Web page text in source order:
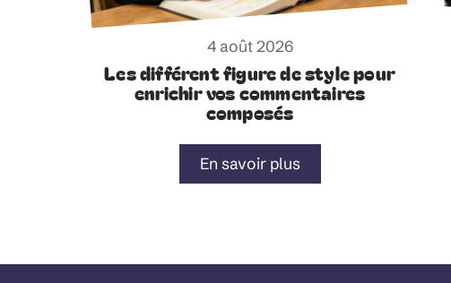
4 août 2026
Les différent figure de style pour
enrichir vos commentaires
composés
En savoir plus